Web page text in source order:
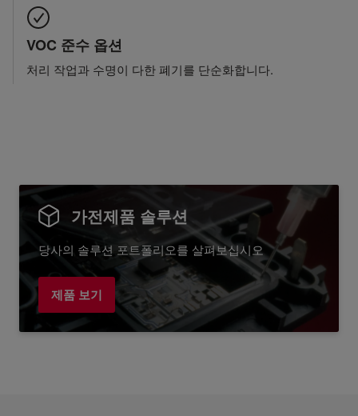
VOC 준수 옵션
처리 작업과 수명이 다한 폐기를 단순화합니다.
가전제품 솔루션
당사의 솔루션 포트폴리오를 살펴보십시오
제품 보기